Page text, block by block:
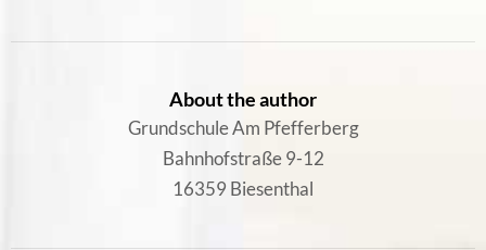
About the author
Grundschule Am Pfefferberg
Bahnhofstraße 9-12
16359 Biesenthal